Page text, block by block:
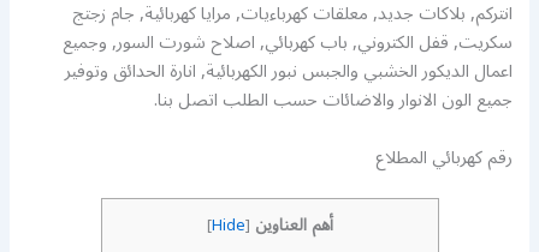
انتركم, بلاكات جديد, معلقات كهرباءيات, مرايا كهربائية, جام زجتج
سكريت, قفل الكتروني, باب كهربائي, اصلاح شورت السور, وجميع
اعمال الديكور الخشبي والجبس نبور الكهربائية, انارة الحدائق وتوفير
جميع الون الانوار والاضائات حسب الطلب اتصل بنا.
رقم كهربائي المطلاع
أهم العناوين [
Hide
]